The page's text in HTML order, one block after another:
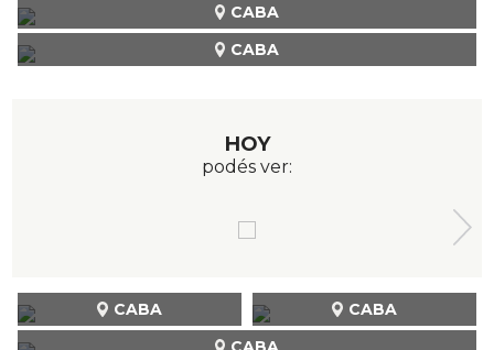
CABA
CABA
HOY
podés ver:
CABA CABA